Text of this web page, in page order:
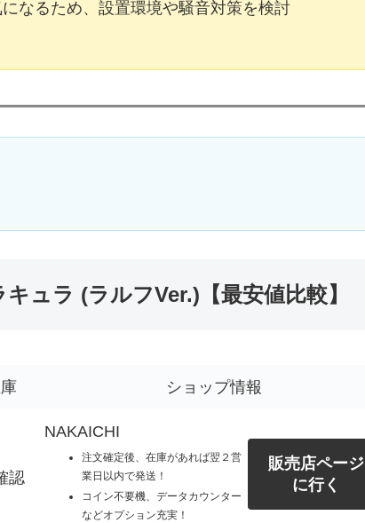
なるため、設置環境や騒音対策を検討
ュラ (ラルフVer.)【最安値比較】
ショップ情報
認
NAKAICHI
注文確定後、在庫があれば翌２営
業日以内で発送！
コイン不要機、データカウンター
などオプション充実！
販売店ページ
に行く